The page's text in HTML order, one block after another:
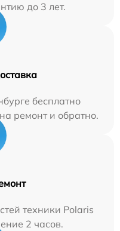
до 3 лет.
бесплатно
ремонт и обратно.
техники Polaris
2 часов.